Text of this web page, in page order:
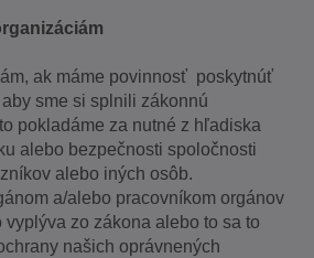
ak máme povinnosť poskytnúť
sme si splnili zákonnú
pokladáme za nutné z hľadiska
alebo bezpečnosti spoločnosti
alebo iných osôb.
a/alebo pracovníkom orgánov
vyplýva zo zákona alebo to sa to
našich oprávnených